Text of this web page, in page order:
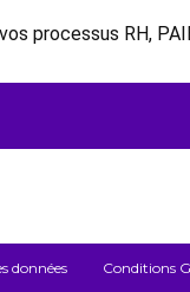
processus RH,
données Conditions